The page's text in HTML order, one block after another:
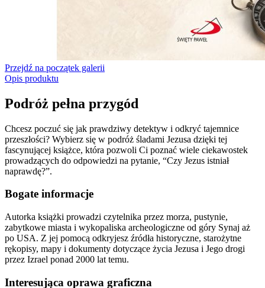
Przejdź na początek galerii
Opis produktu
Podróż pełna przygód
Chcesz poczuć się jak prawdziwy detektyw i odkryć tajemnice
przeszłości? Wybierz się w podróż śladami Jezusa dzięki tej
fascynującej książce, która pozwoli Ci poznać wiele ciekawostek
prowadzących do odpowiedzi na pytanie, “Czy Jezus istniał
naprawdę?”.
Bogate informacje
Autorka książki prowadzi czytelnika przez morza, pustynie,
zabytkowe miasta i wykopaliska archeologiczne od góry Synaj aż
po USA. Z jej pomocą odkryjesz źródła historyczne, starożytne
rękopisy, mapy i dokumenty dotyczące życia Jezusa i Jego drogi
przez Izrael ponad 2000 lat temu.
Interesująca oprawa graficzna